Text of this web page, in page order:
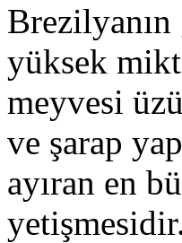
yüksek
meyvesi
ve şarap
ayıran en